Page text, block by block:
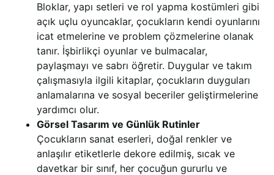
Bloklar, yapı setleri ve rol yapma kostümleri gibi
açık uçlu oyuncaklar, çocukların kendi oyunlarını
icat etmelerine ve problem çözmelerine olanak
tanır. İşbirlikçi oyunlar ve bulmacalar,
paylaşmayı ve sabrı öğretir. Duygular ve takım
çalışmasıyla ilgili kitaplar, çocukların duyguları
anlamalarına ve sosyal beceriler geliştirmelerine
yardımcı olur.
Görsel Tasarım ve Günlük Rutinler
Çocukların sanat eserleri, doğal renkler ve
anlaşılır etiketlerle dekore edilmiş, sıcak ve
davetkar bir sınıf, her çocuğun gururlu ve